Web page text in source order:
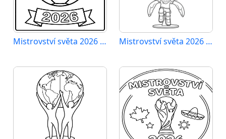
Mistrovství světa 2026 zdarma Mistrovství světa 2026 tisknutelné